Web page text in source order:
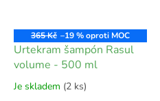
365 Kč –19 %
Urtekram šampón Rasul
volume - 500 ml
Je skladem (2 ks)